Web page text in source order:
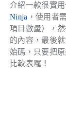
介紹一款很實
Ninja ，使用者
項目數量），
的內容，最後
始碼，只要把
比較表囉！